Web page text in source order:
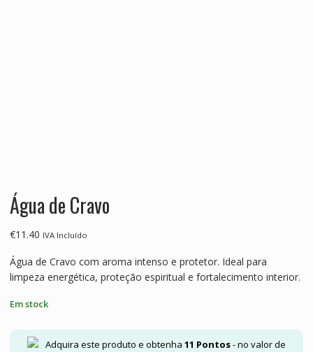
Água de Cravo
€11.40 IVA Incluído
Água de Cravo com aroma intenso e protetor. Ideal para
limpeza energética, proteção espiritual e fortalecimento interior.
Em stock
Adquira este produto e obtenha 11 Pontos- no valor de